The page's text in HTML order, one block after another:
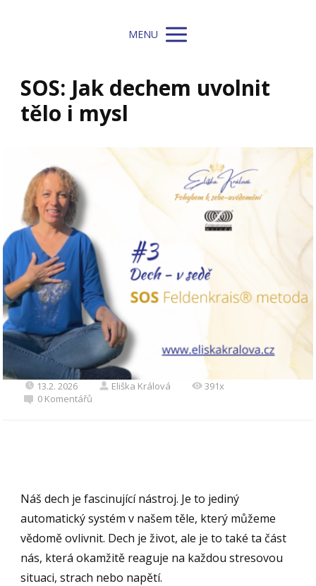
MENU
SOS: Jak dechem uvolnit
tělo i mysl
13.2. 2026 Eliška Králová
391x
0 Komentářů
Náš dech je fascinující nástroj. Je to jediný
automatický systém v našem těle, který můžeme
vědomě ovlivnit. Dech je život, ale je to také ta část
nás, která okamžitě reaguje na každou stresovou
situaci, strach nebo napětí.